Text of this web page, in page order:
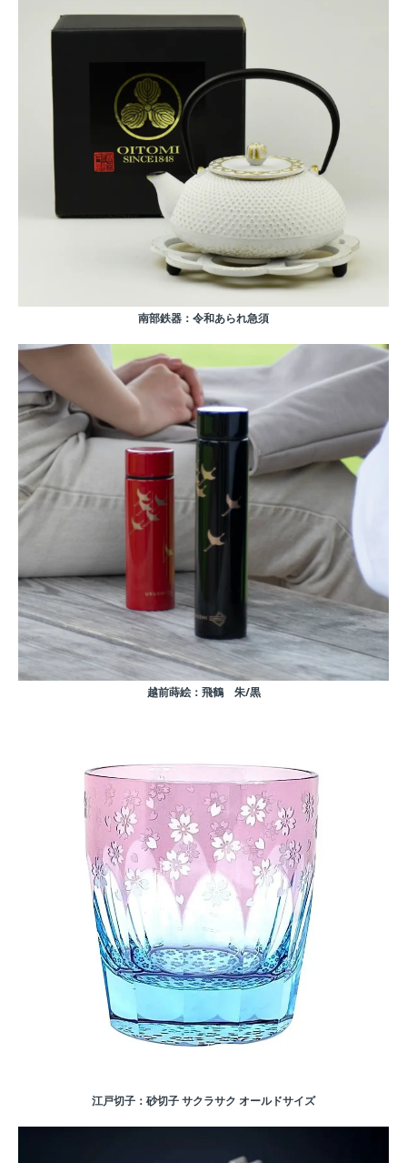
南部鉄器：令和あられ急須
越前蒔絵：飛鶴 朱/黒
江戸切子：砂切子 サクラサク オールドサイズ